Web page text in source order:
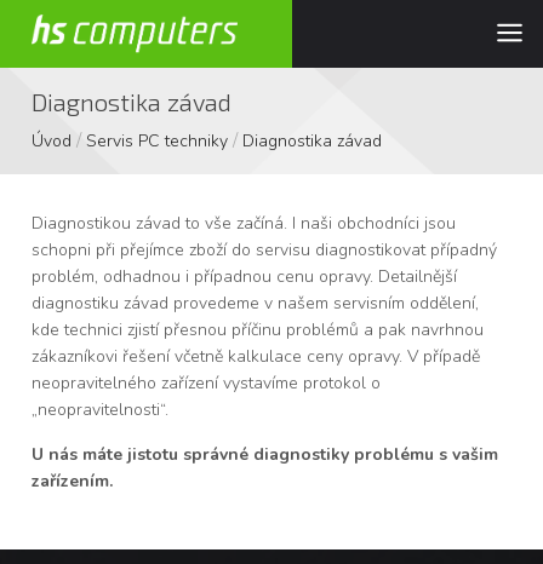
Diagnostika závad
Úvod /Servis PC techniky / Diagnostika závad
Diagnostikou závad to vše začíná. I naši obchodníci jsou
schopni při přejímce zboží do servisu diagnostikovat případný
problém, odhadnou i případnou cenu opravy. Detailnější
diagnostiku závad provedeme v našem servisním oddělení,
kde technici zjistí přesnou příčinu problémů a pak navrhnou
zákazníkovi řešení včetně kalkulace ceny opravy. V případě
neopravitelného zařízení vystavíme protokol o
„neopravitelnosti“.
U nás máte jistotu správné diagnostiky problému s vašim
zařízením.